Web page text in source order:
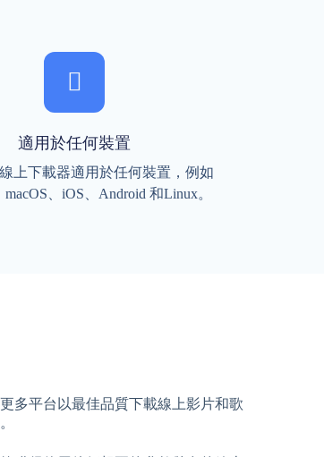
適用於任何裝置
上下載器適用於任何裝置，例如
macOS、iOS、Android 和Linux。
更多平台以最佳品質下載線上影片和歌